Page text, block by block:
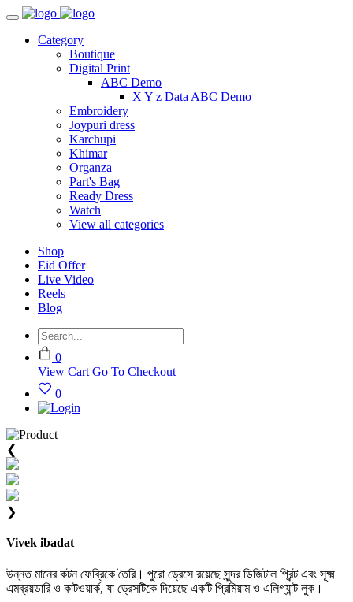
Category
Boutique
Digital Print
ABC Demo
X Y z Data ABC Demo
Embroidery
Joypuri dress
Karchupi
Khimar
Organza
Part's Bag
Ready Dress
Watch
View all categories
Shop
Eid Offer
Live Video
Reels
Blog
0
View Cart Go To Checkout
0
❮
❯
Vivek ibadat
উন্নত মানের কটন ফেব্রিকে তৈরি। পুরো ড্রেসে রয়েছে সুন্দর ডিজিটাল প্রিন্ট এবং সূক্ষ্ম
এমব্রয়ডারি ও কাটওয়ার্ক, যা ড্রেসটিকে দিয়েছে একটি প্রিমিয়াম ও এলিগ্যান্ট লুক।